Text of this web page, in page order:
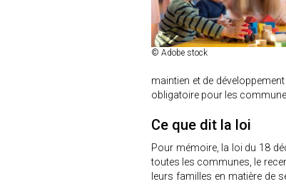
© Adobe stock
maintien et de
obligatoire pour les
Ce que dit la loi
Pour mémoire, la loi du 18
toutes les communes, le
leurs familles en matière de